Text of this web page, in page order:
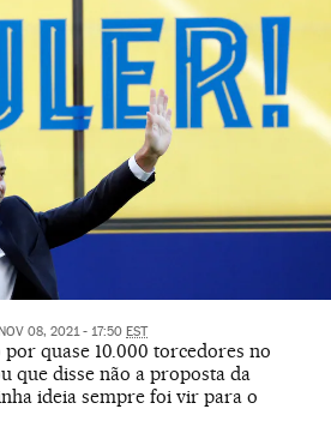
NOV 08, 2021 - 17:50 EST
quase 10.000 torcedores no
que disse não a proposta da
ideia sempre foi vir para o